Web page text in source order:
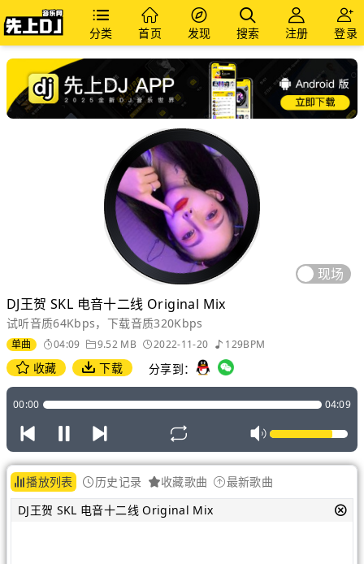
分类 首页 发现 搜索 注册 登录
现场
DJ王贺 SKL 电音十二线 Original Mix
试听音质64Kbps，下载音质320Kbps
单曲 04:09 9.52 MB 2022-11-20 129BPM
收藏 下载 分享到：
00:00 04:09
播放列表 历史记录 收藏歌曲
最新歌曲
DJ王贺 SKL 电音十二线 Original Mix